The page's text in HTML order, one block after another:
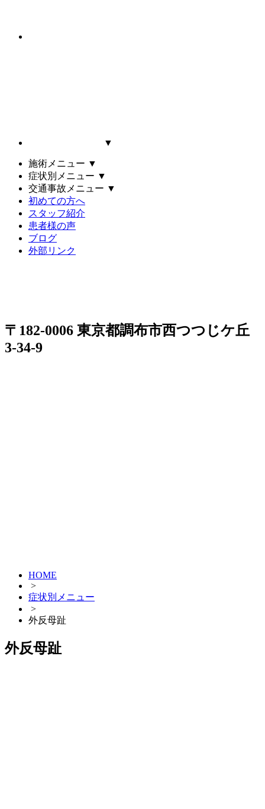
▼
施術メニュー ▼
症状別メニュー ▼
交通事故メニュー ▼
初めての方へ
スタッフ紹介
患者様の声
ブログ
外部リンク
〒182-0006 東京都調布市西つつじケ丘
3-34-9
HOME
>
症状別メニュー
>
外反母趾
外反母趾